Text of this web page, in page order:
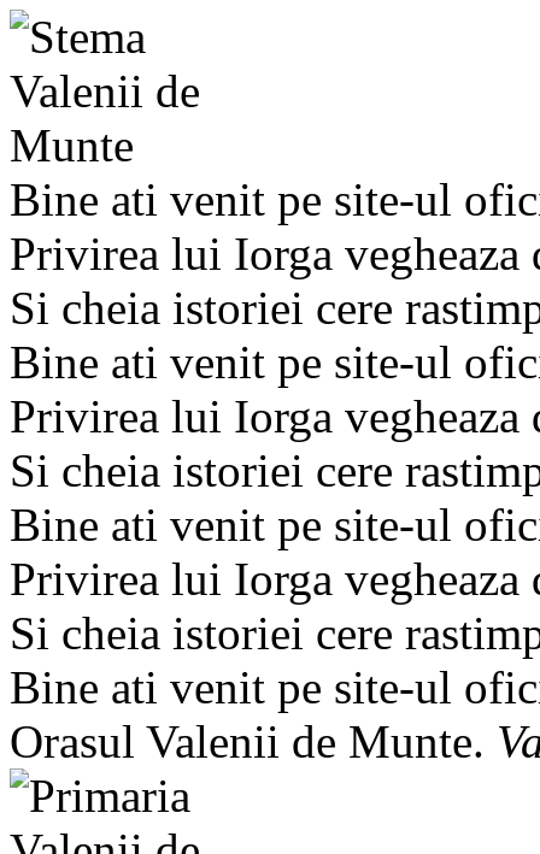
Bine ati venit pe site-ul
Privirea lui Iorga
Si cheia istoriei cere
Bine ati venit pe site-ul
Privirea lui Iorga
Si cheia istoriei cere
Bine ati venit pe site-ul
Privirea lui Iorga
Si cheia istoriei cere
Bine ati venit pe site-ul
Orasul Valenii de Munte.